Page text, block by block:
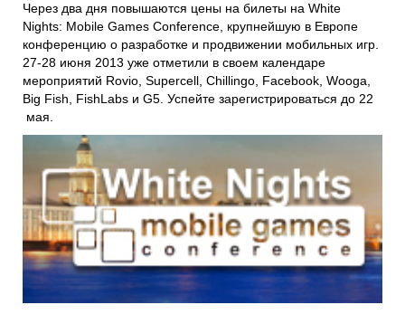
Через два дня повышаются цены на билеты на White
Nights: Mobile Games Conference, крупнейшую в Европе
конференцию о разработке и продвижении мобильных игр.
27-28 июня 2013 уже отметили в своем календаре
мероприятий Rovio, Supercell, Chillingo, Facebook, Wooga,
Big Fish, FishLabs и G5. Успейте зарегистрироваться до 22
мая.